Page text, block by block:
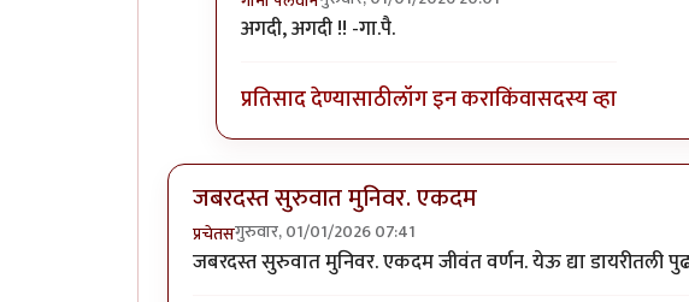
In reply toजमालीये, तात्याची आठवण येईल
अगदी, अगदी !! -गा.पै.
प्रतिसाद देण्यासाठीलॉग इन कराकिंवासदस्य व्हा
जबरदस्त सुरुवात मुनिवर. एकदम
प्रचेतसगुरुवार, 01/01/2026 07:41
जबरदस्त सुरुवात मुनिवर. एकदम जीवंत वर्णन. येऊ द्या डायरीतली